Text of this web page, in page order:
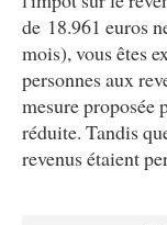
de 18.961 euros
mois), vous êtes
personnes aux
mesure proposée
réduite. Tandis
revenus étaient